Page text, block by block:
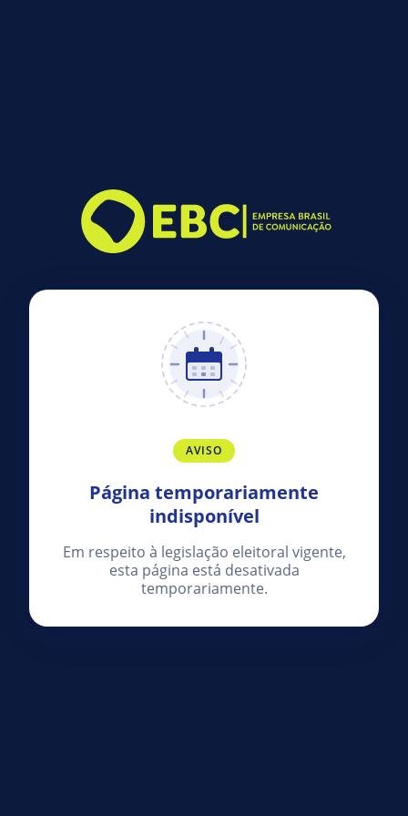
AVISO
Página temporariamente
indisponível
Em respeito à legislação eleitoral vigente,
esta página está desativada
temporariamente.